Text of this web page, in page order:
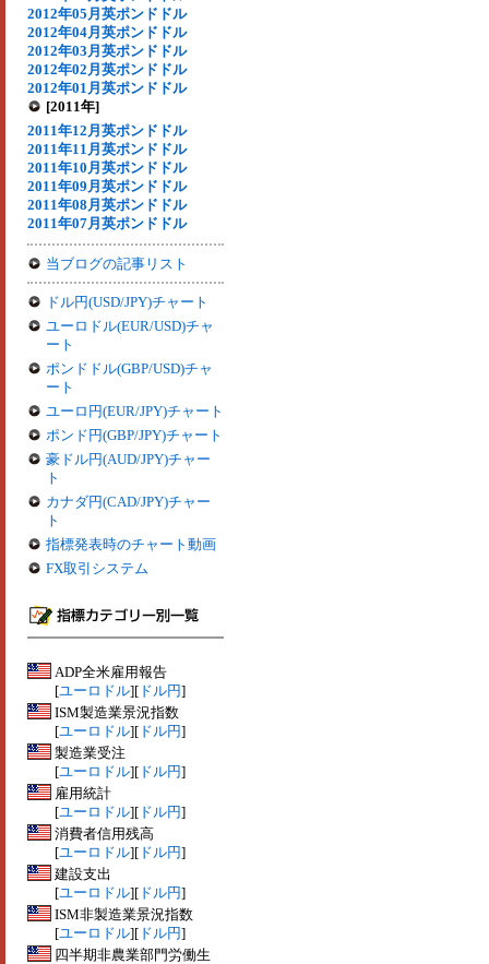
2012年05月英ポンドドル
2012年04月英ポンドドル
2012年03月英ポンドドル
2012年02月英ポンドドル
2012年01月英ポンドドル
[2011年]
2011年12月英ポンドドル
2011年11月英ポンドドル
2011年10月英ポンドドル
2011年09月英ポンドドル
2011年08月英ポンドドル
2011年07月英ポンドドル
当ブログの記事リスト
ドル円(USD/JPY)チャート
ユーロドル(EUR/USD)チャ
ート
ポンドドル(GBP/USD)チャ
ート
ユーロ円(EUR/JPY)チャート
ポンド円(GBP/JPY)チャート
豪ドル円(AUD/JPY)チャー
ト
カナダ円(CAD/JPY)チャー
ト
指標発表時のチャート動画
FX取引システム
ADP全米雇用報告
[ユーロドル][ ドル円]
ISM製造業景況指数
[ユーロドル][ ドル円]
製造業受注
[ユーロドル][ ドル円]
雇用統計
[ユーロドル][ ドル円]
消費者信用残高
[ユーロドル][ ドル円]
建設支出
[ユーロドル][ ドル円]
ISM非製造業景況指数
[ユーロドル][ ドル円]
四半期非農業部門労働生